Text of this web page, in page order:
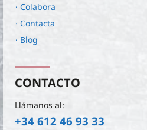
· Colabora
· Contacta
· Blog
CONTACTO
Llámanos al:
+34 612 46 93 33